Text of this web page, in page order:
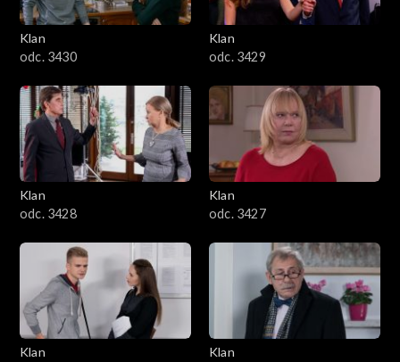
Klan
odc. 3430
Klan
odc. 3429
Klan
odc. 3428
Klan
odc. 3427
Klan
Klan